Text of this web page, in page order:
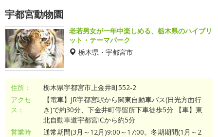
宇都宮動物園
老若男女が一年中楽しめる、栃木県のハイブリ
ット・テーマパーク
栃木県・宇都宮市
住所：
栃木県宇都宮市上金井町552-2
アクセ
ス：
【電車】JR宇都宮駅から関東自動車バス(日光方面行
き)で約30分、下金井町停留所下車徒歩5分 【車】東
北自動車道宇都宮ICから約5分
営業時
通常期間(3月～12月)9:00～17:00。冬期期間(1月～2